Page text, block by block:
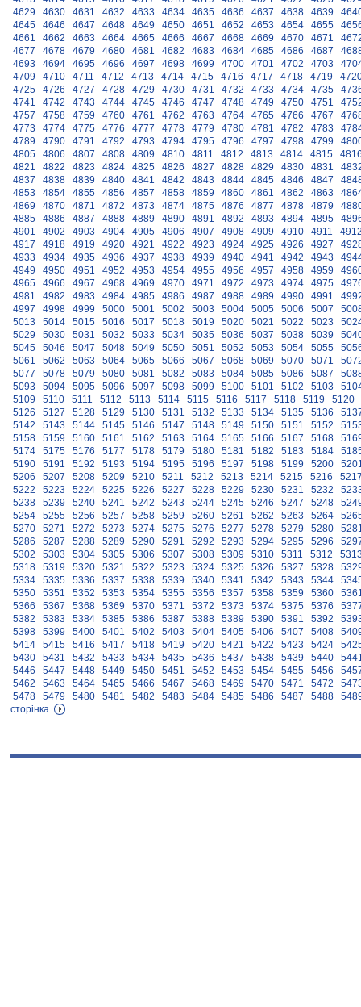
4629
4630 4631 4632 4633 4634 4635 4636 4637 4638 4639
4645
4646 4647 4648 4649 4650 4651 4652 4653 4654 4655
4661
4662 4663 4664 4665 4666 4667 4668 4669 4670 4671
4677
4678 4679 4680 4681 4682 4683 4684 4685 4686 4687
4693
4694 4695 4696 4697 4698 4699 4700 4701 4702 4703
4709
4710 4711 4712 4713 4714 4715 4716 4717 4718 4719
4725
4726 4727 4728 4729 4730 4731 4732 4733 4734 4735
4741
4742 4743 4744 4745 4746 4747 4748 4749 4750 4751
4757
4758 4759 4760 4761 4762 4763 4764 4765 4766 4767
4773
4774 4775 4776 4777 4778 4779 4780 4781 4782 4783
4789
4790 4791 4792 4793 4794 4795 4796 4797 4798 4799
4805
4806 4807 4808 4809 4810 4811 4812 4813 4814 4815
4821
4822 4823 4824 4825 4826 4827 4828 4829 4830 4831
4837
4838 4839 4840 4841 4842 4843 4844 4845 4846 4847
4853
4854 4855 4856 4857 4858 4859 4860 4861 4862 4863
4869
4870 4871 4872 4873 4874 4875 4876 4877 4878 4879
4885
4886 4887 4888 4889 4890 4891 4892 4893 4894 4895
4901
4902 4903 4904 4905 4906 4907 4908 4909 4910 4911
4917
4918 4919 4920 4921 4922 4923 4924 4925 4926 4927
4933
4934 4935 4936 4937 4938 4939 4940 4941 4942 4943
4949
4950 4951 4952 4953 4954 4955 4956 4957 4958 4959
4965
4966 4967 4968 4969 4970 4971 4972 4973 4974 4975
4981
4982 4983 4984 4985 4986 4987 4988 4989 4990 4991
4997
4998 4999 5000 5001 5002 5003 5004 5005 5006 5007
5013
5014 5015 5016 5017 5018 5019 5020 5021 5022 5023
5029
5030 5031 5032 5033 5034 5035 5036 5037 5038 5039
5045
5046 5047 5048 5049 5050 5051 5052 5053 5054 5055
5061
5062 5063 5064 5065 5066 5067 5068 5069 5070 5071
5077
5078 5079 5080 5081 5082 5083 5084 5085 5086 5087
5093
5094 5095 5096 5097 5098 5099 5100 5101 5102 5103
5109
5110 5111 5112 5113 5114 5115 5116 5117 5118 5119
5120
5126
5127 5128 5129 5130 5131 5132 5133 5134 5135 5136
5142
5143 5144 5145 5146 5147 5148 5149 5150 5151 5152
5158
5159 5160 5161 5162 5163 5164 5165 5166 5167 5168
5174
5175 5176 5177 5178 5179 5180 5181 5182 5183 5184
5190
5191 5192 5193 5194 5195 5196 5197 5198 5199 5200
5206
5207 5208 5209 5210 5211 5212 5213 5214 5215 5216
5222
5223 5224 5225 5226 5227 5228 5229 5230 5231 5232
5238
5239 5240 5241 5242 5243 5244 5245 5246 5247 5248
5254
5255 5256 5257 5258 5259 5260 5261 5262 5263 5264
5270
5271 5272 5273 5274 5275 5276 5277 5278 5279 5280
5286
5287 5288 5289 5290 5291 5292 5293 5294 5295 5296
5302
5303 5304 5305 5306 5307 5308 5309 5310 5311 5312
5318
5319 5320 5321 5322 5323 5324 5325 5326 5327 5328
5334
5335 5336 5337 5338 5339 5340 5341 5342 5343 5344
5350
5351 5352 5353 5354 5355 5356 5357 5358 5359 5360
5366
5367 5368 5369 5370 5371 5372 5373 5374 5375 5376
5382
5383 5384 5385 5386 5387 5388 5389 5390 5391 5392
5398
5399 5400 5401 5402 5403 5404 5405 5406 5407 5408
5414
5415 5416 5417 5418 5419 5420 5421 5422 5423 5424
5430
5431 5432 5433 5434 5435 5436 5437 5438 5439 5440
5446
5447 5448 5449 5450 5451 5452 5453 5454 5455 5456
5462
5463 5464 5465 5466 5467 5468 5469 5470 5471 5472
5478
5479 5480 5481 5482 5483 5484 5485 5486 5487 5488
сторінка